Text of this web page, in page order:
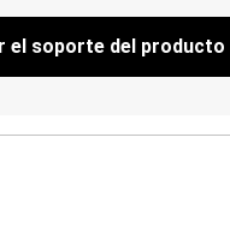
el soporte del producto